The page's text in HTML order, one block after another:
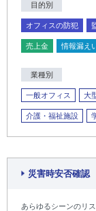
目的別
オフィスの防犯
売上金 情報漏え
業種別
一般オフィス 大
介護・福祉施設
災害時安否確認
あらゆるシーンのリ